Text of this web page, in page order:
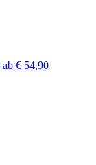
ab € 54,90